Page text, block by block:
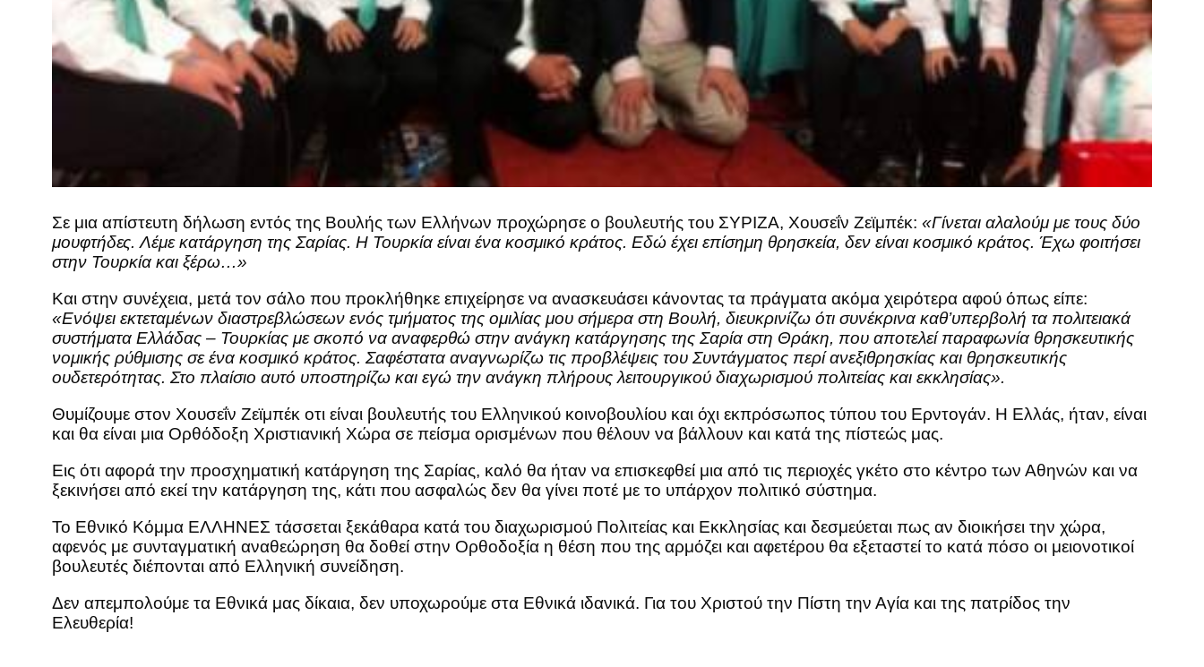
Σε μια απίστευτη δήλωση εντός της Βουλής των Ελλήνων προχώρησε ο βουλευτής του ΣΥΡΙΖΑ, Χουσεΐν Ζεϊμπέκ: «Γίνεται αλαλούμ με τους δύο
μουφτήδες. Λέμε κατάργηση της Σαρίας. Η Τουρκία είναι ένα κοσμικό κράτος. Εδώ έχει επίσημη θρησκεία, δεν είναι κοσμικό κράτος. Έχω φοιτήσει
στην Τουρκία και ξέρω…»
Και στην συνέχεια, μετά τον σάλο που προκλήθηκε επιχείρησε να ανασκευάσει κάνοντας τα πράγματα ακόμα χειρότερα αφού όπως είπε:
«Ενόψει εκτεταμένων διαστρεβλώσεων ενός τμήματος της ομιλίας μου σήμερα στη Βουλή, διευκρινίζω ότι συνέκρινα καθ’υπερβολή τα πολιτειακά
συστήματα Ελλάδας – Τουρκίας με σκοπό να αναφερθώ στην ανάγκη κατάργησης της Σαρία στη Θράκη, που αποτελεί παραφωνία θρησκευτικής
νομικής ρύθμισης σε ένα κοσμικό κράτος. Σαφέστατα αναγνωρίζω τις προβλέψεις του Συντάγματος περί ανεξιθρησκίας και θρησκευτικής
ουδετερότητας. Στο πλαίσιο αυτό υποστηρίζω και εγώ την ανάγκη πλήρους λειτουργικού διαχωρισμού πολιτείας και εκκλησίας».
Θυμίζουμε στον Χουσεΐν Ζεϊμπέκ οτι είναι βουλευτής του Ελληνικού κοινοβουλίου και όχι εκπρόσωπος τύπου του Ερντογάν. Η Ελλάς, ήταν, είναι
και θα είναι μια Ορθόδοξη Χριστιανική Χώρα σε πείσμα ορισμένων που θέλουν να βάλλουν και κατά της πίστεώς μας.
Εις ότι αφορά την προσχηματική κατάργηση της Σαρίας, καλό θα ήταν να επισκεφθεί μια από τις περιοχές γκέτο στο κέντρο των Αθηνών και να
ξεκινήσει από εκεί την κατάργηση της, κάτι που ασφαλώς δεν θα γίνει ποτέ με το υπάρχον πολιτικό σύστημα.
Το Εθνικό Κόμμα ΕΛΛΗΝΕΣ τάσσεται ξεκάθαρα κατά του διαχωρισμού Πολιτείας και Εκκλησίας και δεσμεύεται πως αν διοικήσει την χώρα,
αφενός με συνταγματική αναθεώρηση θα δοθεί στην Ορθοδοξία η θέση που της αρμόζει και αφετέρου θα εξεταστεί το κατά πόσο οι μειονοτικοί
βουλευτές διέπονται από Ελληνική συνείδηση.
Δεν απεμπολούμε τα Εθνικά μας δίκαια, δεν υποχωρούμε στα Εθνικά ιδανικά. Για του Χριστού την Πίστη την Αγία και της πατρίδος την
Ελευθερία!